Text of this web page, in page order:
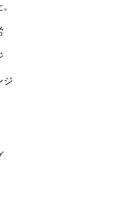
ジ